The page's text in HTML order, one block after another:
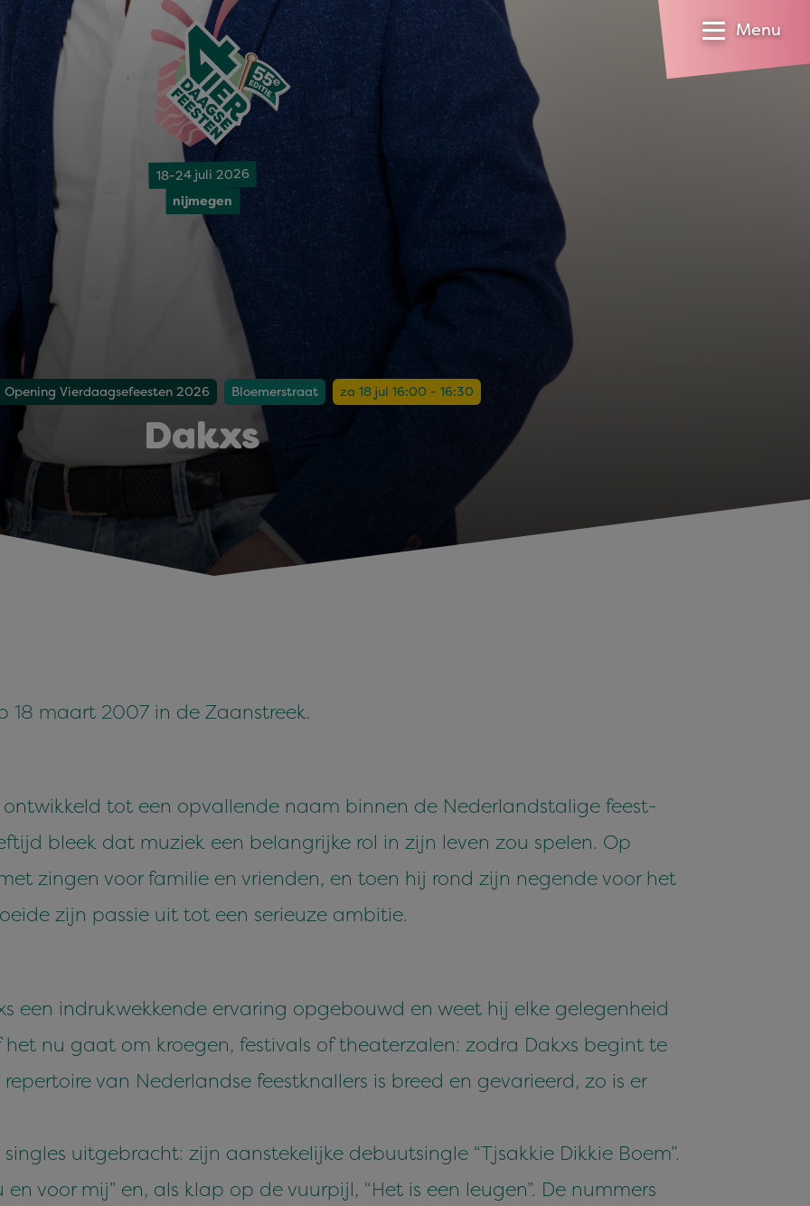
18-24 juli 2026
nijmegen
Menu
Opening Vierdaagsefeesten 2026 Bloemerstraat za 18 jul 16:00 - 16:30
Dakxs
18 maart 2007 in de Zaanstreek.
tot een opvallende naam binnen de Nederlandstalige feest-
bleek dat muziek een belangrijke rol in zijn leven zou spelen. Op
zingen voor familie en vrienden, en toen hij rond zijn negende voor het
zijn passie uit tot een serieuze ambitie.
een indrukwekkende ervaring opgebouwd en weet hij elke gelegenheid
nu gaat om kroegen, festivals of theaterzalen: zodra Dakxs begint te
van Nederlandse feestknallers is breed en gevarieerd, zo is er
uitgebracht: zijn aanstekelijke debuutsingle “Tjsakkie Dikkie Boem”.
voor mij” en, als klap op de vuurpijl, “Het is een leugen”. De nummers